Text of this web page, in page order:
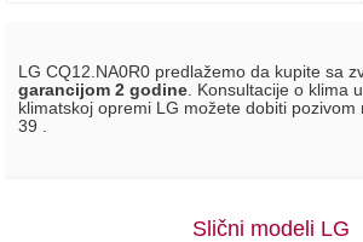
LG CQ12.NA0R0 predlažemo da kupite sa
garancijom 2 godine . Konsultacije o klima
klimatskoj opremi LG možete dobiti pozivom
39 .
Slični modeli LG